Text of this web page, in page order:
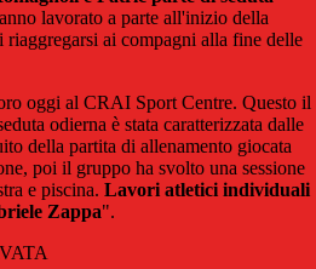
lavorato a parte all'inizio della
ai compagni alla fine delle
oggi al CRAI Sport Centre. Questo il
odierna è stata caratterizzata dalle
della partita di allenamento giocata
poi il gruppo ha svolto una sessione
e piscina. Lavori atletici individuali
Zappa".